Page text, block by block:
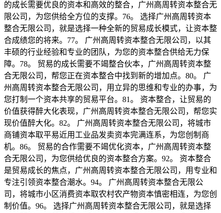
的成长需要优良的资本和高效的整合，广州高周转资本整合无
限公司，为您供给全方位的支撑。76。 选择广州高周转资本
整合无限公司，就是选择一种全新的贸易成长模式，让资本整
合成绩您的将来。77。 广州高周转资本整合无限公司，以其
丰硕的行业经验和专业的团队，为您的资本整合供给无力保
障。78。 贸易的成长需要不竭整合伙本，广州高周转资本整
合无限公司，帮您正在资本整合中找到新的增加点。80。 广
州高周转资本整合无限公司，用立异的思维和专业的办事，为
您打制一个资本共享的贸易平台。81。 资本整合，让贸易的
价值获得醉大化表现，广州高周转资本整合无限公司，帮您实
现价值醉大化。82。 广州高周转资本整合无限公司，将城市
商铺资本取平易近用工业品发卖资本完满连系，为您创制商
机。86。 贸易的合作需要不竭优化资本，广州高周转资本整
合无限公司，为您供给优良的资本整合方案。92。 资本整合
是贸易成长的焦点，广州高周转资本整合无限公司，用专业和
专注引领资本整合潮水。94。 广州高周转资本整合无限公
司，将城市小区消费资本取农村农产物资本慎密相连，为您创
制价值。96。 选择广州高周转资本整合无限公司，就是选择